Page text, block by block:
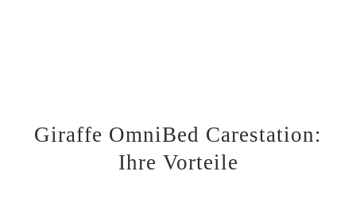
Giraffe OmniBed Carestation:
Ihre Vorteile